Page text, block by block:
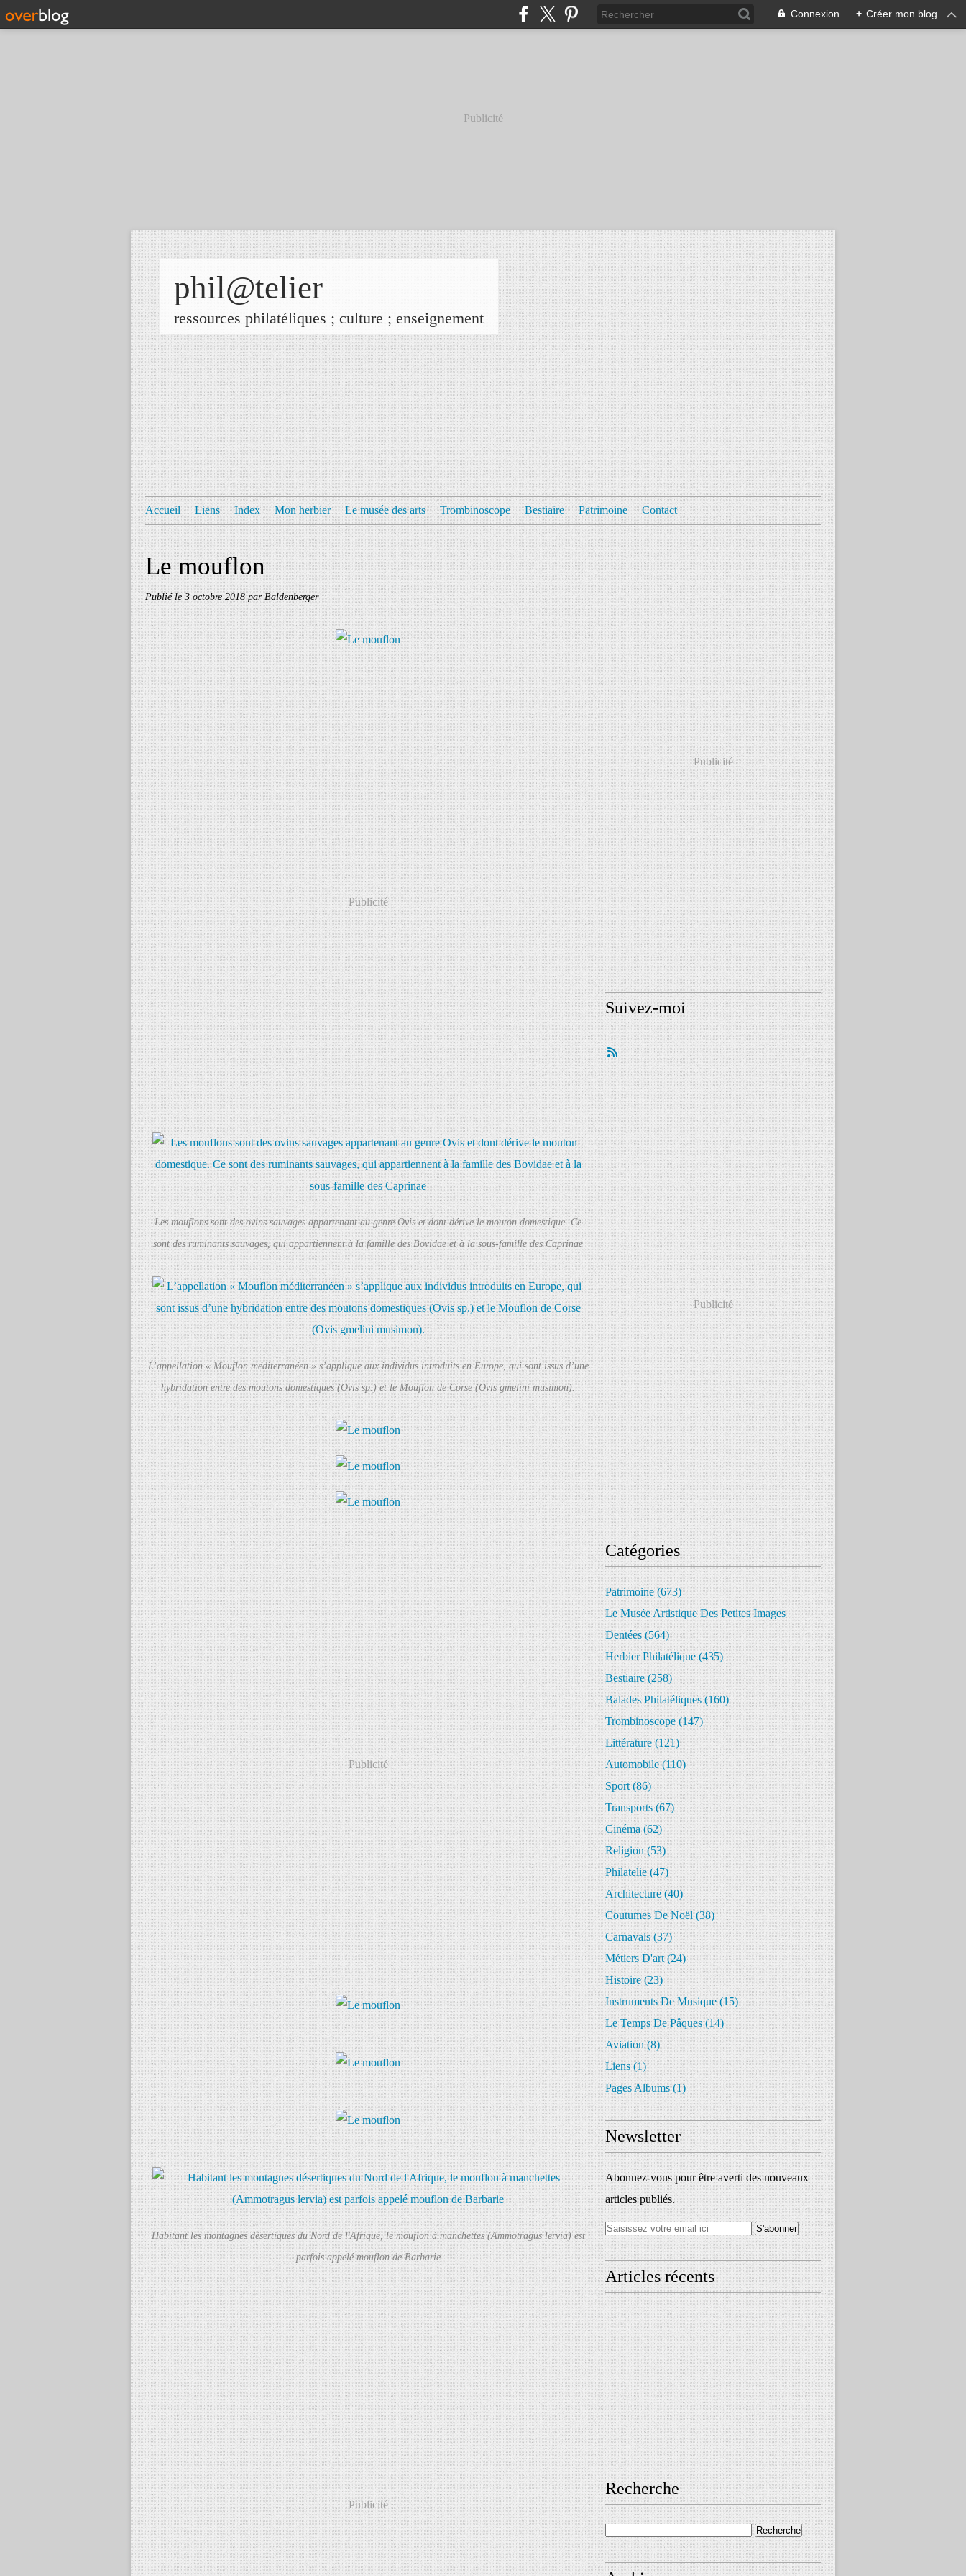
Connexion + Créer mon blog
Publicité
phil@telier
ressources philatéliques ; culture ; enseignement
Accueil Liens Index Mon herbier Le musée des arts Trombinoscope Bestiaire Patrimoine Contact
Le mouflon
Publié le3 octobre 2018par Baldenberger
Publicité
Les mouflons sont des ovins sauvages appartenant au genre Ovis et dont dérive le mouton domestique. Ce
sont des ruminants sauvages, qui appartiennent à la famille des Bovidae et à la sous-famille des Caprinae
L’appellation « Mouflon méditerranéen » s’applique aux individus introduits en Europe, qui sont issus d’une
hybridation entre des moutons domestiques (Ovis sp.) et le Mouflon de Corse (Ovis gmelini musimon).
Publicité
Habitant les montagnes désertiques du Nord de l'Afrique, le mouflon à manchettes (Ammotragus lervia) est
parfois appelé mouflon de Barbarie
Publicité
Publicité
Suivez-moi
Publicité
Catégories
Patrimoine(673)
Le Musée Artistique Des Petites Images
Dentées(564)
Herbier Philatélique(435)
Bestiaire(258)
Balades Philatéliques(160)
Trombinoscope(147)
Littérature(121)
Automobile(110)
Sport(86)
Transports(67)
Cinéma(62)
Religion(53)
Philatelie(47)
Architecture(40)
Coutumes De Noël(38)
Carnavals(37)
Métiers D'art(24)
Histoire(23)
Instruments De Musique(15)
Le Temps De Pâques(14)
Aviation(8)
Liens(1)
Pages Albums(1)
Newsletter
Abonnez-vous pour être averti des nouveaux
articles publiés.
Articles récents
Recherche